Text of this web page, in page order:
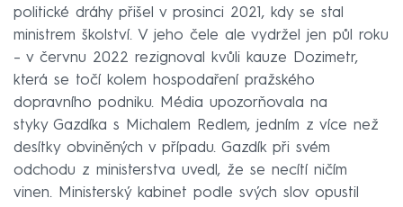
politické dráhy přišel v prosinci 2021, kdy se stal
ministrem školství. V jeho čele ale vydržel jen půl roku
– v červnu 2022 rezignoval kvůli kauze Dozimetr,
která se točí kolem hospodaření pražského
dopravního podniku. Média upozorňovala na
styky Gazdíka s Michalem Redlem, jedním z více než
desítky obviněných v případu. Gazdík při svém
odchodu z ministerstva uvedl, že se necítí ničím
vinen. Ministerský kabinet podle svých slov opustil